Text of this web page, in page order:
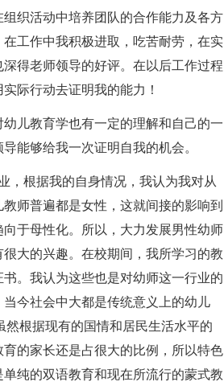
织活动中培养团队的合作能力及各方
工作中我积极进取，吃苦耐劳，在实
得老师领导的好评。在以后工作过程
际行动去证明我的能力！
儿教育学也有一定的理解和自己的一
能够给我一次证明自我的机会。
根据我的自身情况，我认为我对从
师普遍都是女性，这就间接的影响到
于母性化。所以，大力发展男性幼师
大的兴趣。在校期间，我所学习的教
。我认为这些也是对幼师这一行业的
今社会中大都是传统意义上的幼儿
根据现有的国情和居民生活水平的
的家长还是占很大的比例，所以特色
纯的双语教育和现在所流行的蒙式教